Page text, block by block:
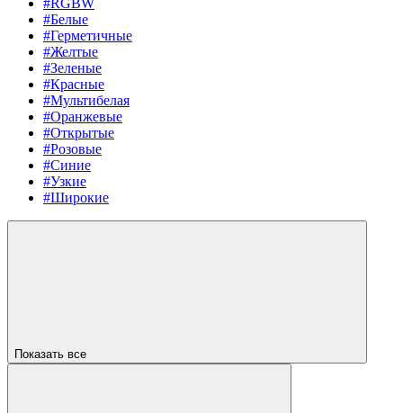
#Белые
#Герметичные
#Желтые
#Зеленые
#Красные
#Мультибелая
#Оранжевые
#Открытые
#Розовые
#Синие
#Узкие
#Широкие
Показать все